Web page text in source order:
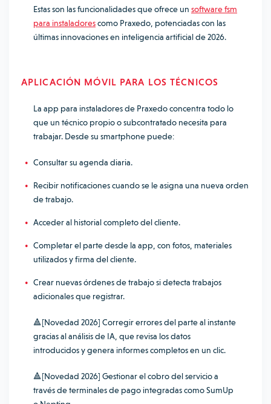
Estas son las funcionalidades que ofrece un software fsm
para instaladorescomo Praxedo, potenciadas con las
últimas innovaciones en inteligencia artificial de 2026.
APLICACIÓN MÓVIL PARA LOS TÉCNICOS
La app para instaladores de Praxedo concentra todo lo
que un técnico propio o subcontratado necesita para
trabajar. Desde su smartphone puede:
Consultar su agenda diaria.
Recibir notificaciones cuando se le asigna una nueva orden
de trabajo.
Acceder al historial completo del cliente.
Completar el parte desde la app, con fotos, materiales
utilizados y firma del cliente.
Crear nuevas órdenes de trabajo si detecta trabajos
adicionales que registrar.
🔺[Novedad 2026] Corregir errores del parte al instante
gracias al análisis de IA, que revisa los datos
introducidos y genera informes completos en un clic.
🔺[Novedad 2026] Gestionar el cobro del servicio a
través de terminales de pago integradas como SumUp